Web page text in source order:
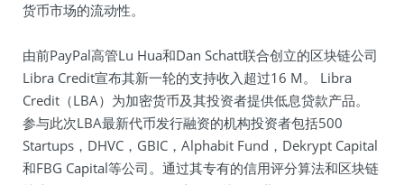
货币市场的流动性。
由前PayPal高管Lu Hua和Dan Schatt联合创立的区块链公司
Libra Credit宣布其新一轮的支持收入超过16 M。 Libra
Credit（LBA）为加密货币及其投资者提供低息贷款产品。
参与此次LBA最新代币发行融资的机构投资者包括500
Startups，DHVC，GBIC，Alphabit Fund，Dekrypt Capital
和FBG Capital等公司。通过其专有的信用评分算法和区块链